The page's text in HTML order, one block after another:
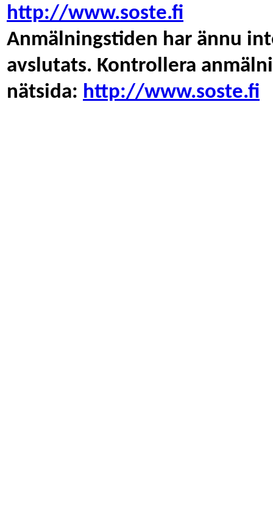
http://www.soste.fi
Anmälningstiden har ännu
avslutats. Kontrollera
nätsida: http://www.soste.fi